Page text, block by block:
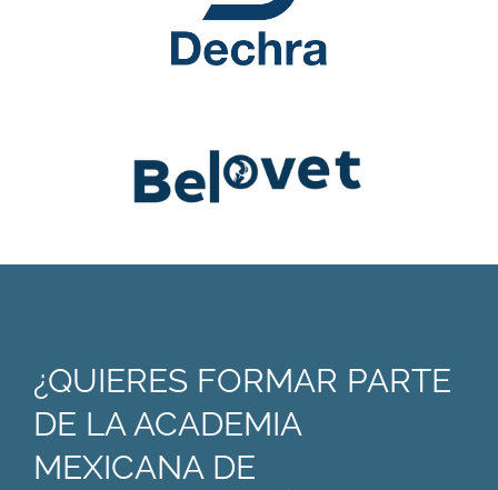
¿QUIERES FORMAR PARTE
DE LA ACADEMIA
MEXICANA DE